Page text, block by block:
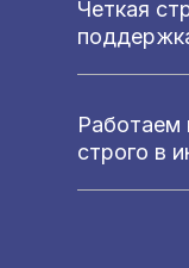
Четкая
Работаем
строго в